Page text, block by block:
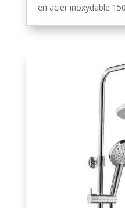
en acier inoxydable